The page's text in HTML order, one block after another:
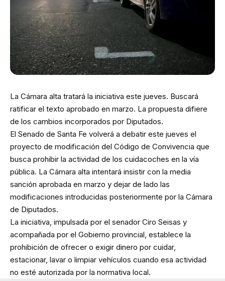
La Cámara alta tratará la iniciativa este jueves. Buscará
ratificar el texto aprobado en marzo. La propuesta difiere
de los cambios incorporados por Diputados.
El Senado de Santa Fe volverá a debatir este jueves el
proyecto de modificación del Código de Convivencia que
busca prohibir la actividad de los cuidacoches en la vía
pública. La Cámara alta intentará insistir con la media
sanción aprobada en marzo y dejar de lado las
modificaciones introducidas posteriormente por la Cámara
de Diputados.
La iniciativa, impulsada por el senador Ciro Seisas y
acompañada por el Gobierno provincial, establece la
prohibición de ofrecer o exigir dinero por cuidar,
estacionar, lavar o limpiar vehículos cuando esa actividad
no esté autorizada por la normativa local.